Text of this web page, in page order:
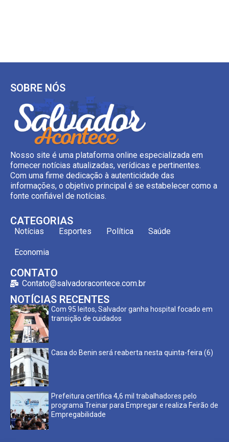
SOBRE NÓS
Nosso site é uma plataforma online especializada em
fornecer notícias atualizadas, verídicas e pertinentes.
Com uma firme dedicação à autenticidade das
informações, o objetivo principal é se estabelecer como a
fonte confiável de notícias.
CATEGORIAS
Notícias Esportes Política Saúde
Economia
CONTATO
Contato@salvadoracontece.com.br
NOTÍCIAS RECENTES
Com 95 leitos, Salvador ganha hospital focado em
transição de cuidados
Casa do Benin será reaberta nesta quinta-feira (6)
Prefeitura certifica 4,6 mil trabalhadores pelo
programa Treinar para Empregar e realiza Feirão de
Empregabilidade